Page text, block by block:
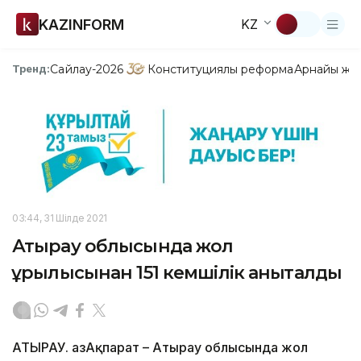
KAZINFORM KZ
Тренд:Сайлау-2026 Конституциялық реформаАрнайы
03:44, 31 Шілде 2021
Атырау облысында жол
құрылысынан 151 кемшілік анықталды
АТЫРАУ. ҚазАқпарат – Атырау облысында жол